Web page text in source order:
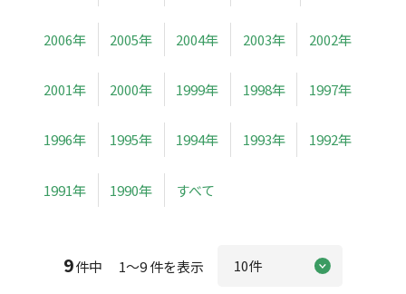
2006年 2005年 2004年 2003年 2002年
2001年 2000年 1999年 1998年 1997年
1996年 1995年 1994年 1993年 1992年
1991年 1990年 すべて
9件中 1～9 件を表示